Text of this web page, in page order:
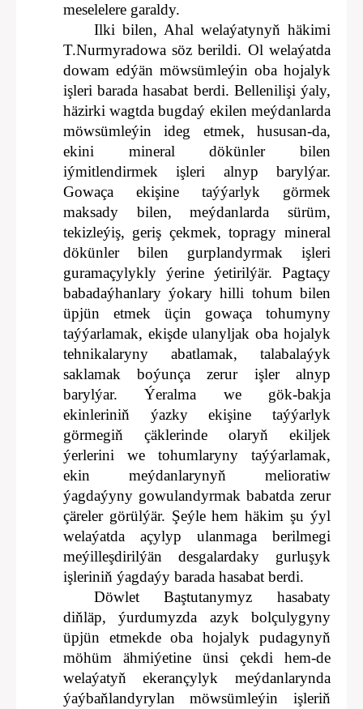
meselelere garaldy.
Ilki bilen, Ahal welaýatynyň häkimi
T.Nurmyradowa söz berildi. Ol welaýatda
dowam edýän möwsümleýin oba hojalyk
işleri barada hasabat berdi. Bellenilişi ýaly,
häzirki wagtda bugdaý ekilen meýdanlarda
möwsümleýin ideg etmek, hususan-da,
ekini mineral dökünler bilen
iýmitlendirmek işleri alnyp barylýar.
Gowaça ekişine taýýarlyk görmek
maksady bilen, meýdanlarda sürüm,
tekizleýiş, geriş çekmek, topragy mineral
dökünler bilen gurplandyrmak işleri
guramaçylykly ýerine ýetirilýär. Pagtaçy
babadaýhanlary ýokary hilli tohum bilen
üpjün etmek üçin gowaça tohumyny
taýýarlamak, ekişde ulanyljak oba hojalyk
tehnikalaryny abatlamak, talabalaýyk
saklamak boýunça zerur işler alnyp
barylýar. Ýeralma we gök-bakja
ekinleriniň ýazky ekişine taýýarlyk
görmegiň çäklerinde olaryň ekiljek
ýerlerini we tohumlaryny taýýarlamak,
ekin meýdanlarynyň melioratiw
ýagdaýyny gowulandyrmak babatda zerur
çäreler görülýär. Şeýle hem häkim şu ýyl
welaýatda açylyp ulanmaga berilmegi
meýilleşdirilýän desgalardaky gurluşyk
işleriniň ýagdaýy barada hasabat berdi.
Döwlet Baştutanymyz hasabaty
diňläp, ýurdumyzda azyk bolçulygyny
üpjün etmekde oba hojalyk pudagynyň
möhüm ähmiýetine ünsi çekdi hem-de
welaýatyň ekerançylyk meýdanlarynda
ýaýbaňlandyrylan möwsümleýin işleriň